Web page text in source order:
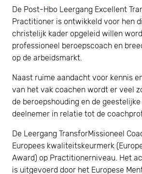
De Post-Hbo Leergang Excellent
Practitioner is ontwikkeld voor hen
christelijk kader opgeleid willen
professioneel beroepscoach en
op de arbeidsmarkt.
Naast ruime aandacht voor kennis
van het vak coachen wordt er veel
de beroepshouding en de
deelnemer in relatie tot de
De Leergang TransforMissioneel
Europees kwaliteitskeurmerk
Award) op Practitionerniveau. Het
is uitgevoerd door het Europese